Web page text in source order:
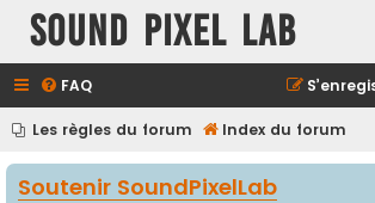
Sound Pixel Lab
FAQ
Les règles du forum Index du forum
Soutenir SoundPixelLab